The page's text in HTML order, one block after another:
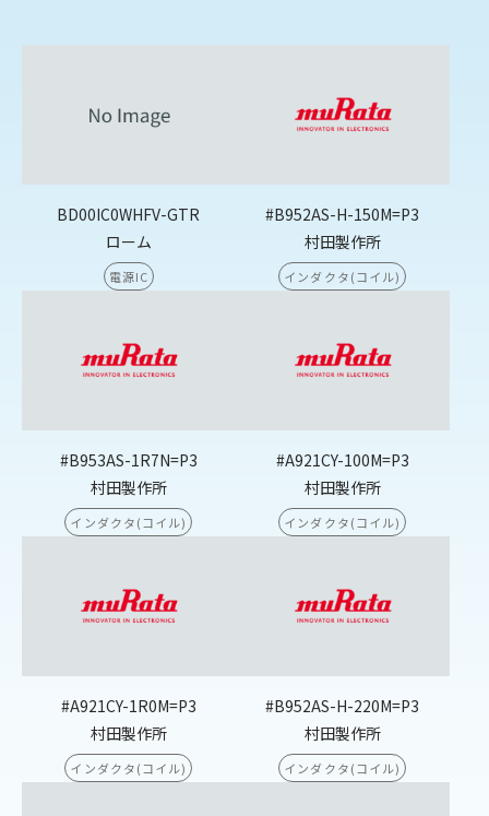
BD00IC0WHFV-GTR
ローム
電源IC
#B952AS-H-150M=P3
村田製作所
インダクタ(コイル)
#B953AS-1R7N=P3
村田製作所
インダクタ(コイル)
#A921CY-100M=P3
村田製作所
インダクタ(コイル)
#A921CY-1R0M=P3
村田製作所
インダクタ(コイル)
#B952AS-H-220M=P3
村田製作所
インダクタ(コイル)